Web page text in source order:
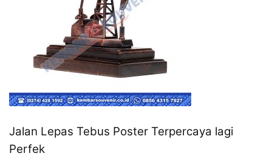
Jalan Lepas Tebus Poster Terpercaya lagi
Perfek